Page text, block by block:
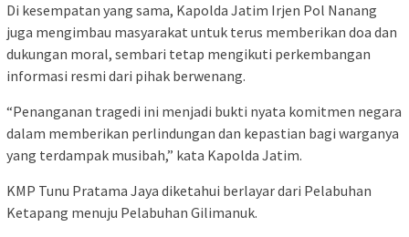
Di kesempatan yang sama, Kapolda Jatim Irjen Pol Nanang
juga mengimbau masyarakat untuk terus memberikan doa dan
dukungan moral, sembari tetap mengikuti perkembangan
informasi resmi dari pihak berwenang.
“Penanganan tragedi ini menjadi bukti nyata komitmen negara
dalam memberikan perlindungan dan kepastian bagi warganya
yang terdampak musibah,” kata Kapolda Jatim.
KMP Tunu Pratama Jaya diketahui berlayar dari Pelabuhan
Ketapang menuju Pelabuhan Gilimanuk.